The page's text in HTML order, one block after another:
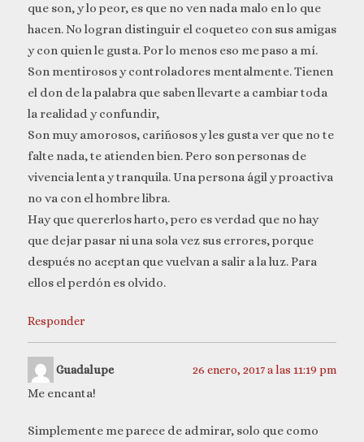
que son, y lo peor, es que no ven nada malo en lo que
hacen. No logran distinguir el coqueteo con sus amigas
y con quien le gusta. Por lo menos eso me paso a mí.
Son mentirosos y controladores mentalmente. Tienen
el don de la palabra que saben llevarte a cambiar toda
la realidad y confundir,
Son muy amorosos, cariñosos y les gusta ver que no te
falte nada, te atienden bien. Pero son personas de
vivencia lenta y tranquila. Una persona ágil y proactiva
no va con el hombre libra.
Hay que quererlos harto, pero es verdad que no hay
que dejar pasar ni una sola vez sus errores, porque
después no aceptan que vuelvan a salir a la luz. Para
ellos el perdón es olvido.
Responder
Guadalupe 26 enero, 2017 a las 11:19 pm
Me encanta!
Simplemente me parece de admirar, solo que como